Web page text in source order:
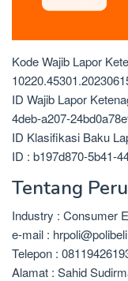
Kode Wajib Lapor
ID Wajib Lapor
4deb-a207-
ID Klasifikasi Baku
ID : b197d870-5b41-
Tentang
Industry : Consumer
e-mail :
Telepon :
Alamat : Sahid